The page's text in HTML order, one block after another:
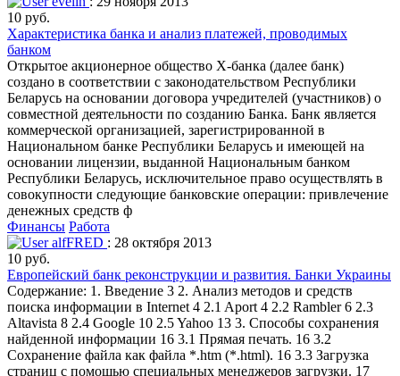
10 руб.
Характеристика банка и анализ платежей, проводимых
банком
Открытое акционерное общество Х-банка (далее банк)
создано в соответствии с законодательством Республики
Беларусь на основании договора учредителей (участников) о
совместной деятельности по созданию Банка. Банк является
коммерческой организацией, зарегистрированной в
Национальном банке Республики Беларусь и имеющей на
основании лицензии, выданной Национальным банком
Республики Беларусь, исключительное право осуществлять в
совокупности следующие банковские операции: привлечение
денежных средств ф
Финансы Работа
alfFRED : 28 октября 2013
10 руб.
Европейский банк реконструкции и развития. Банки Украины
Содержание: 1. Введение 3 2. Анализ методов и средств
поиска информации в Internet 4 2.1 Aport 4 2.2 Rambler 6 2.3
Altavista 8 2.4 Google 10 2.5 Yahoo 13 3. Способы сохранения
найденной информации 16 3.1 Прямая печать. 16 3.2
Сохранение файла как файла *.htm (*.html). 16 3.3 Загрузка
страниц с помощью специальных менеджеров загрузки. 17